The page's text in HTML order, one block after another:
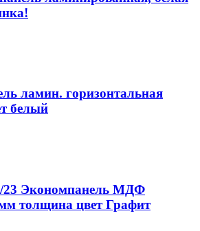
ламин. горизонтальная
белый
23 Экономпанель МДФ
толщина цвет Графит